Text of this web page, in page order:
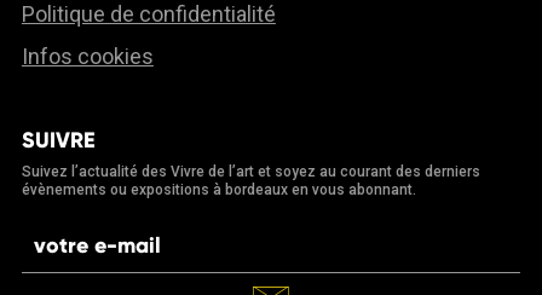
Politique de confidentialité
Infos cookies
SUIVRE
Suivez l’actualité des Vivre de l’art et soyez au courant des derniers
évènements ou expositions à bordeaux en vous abonnant.